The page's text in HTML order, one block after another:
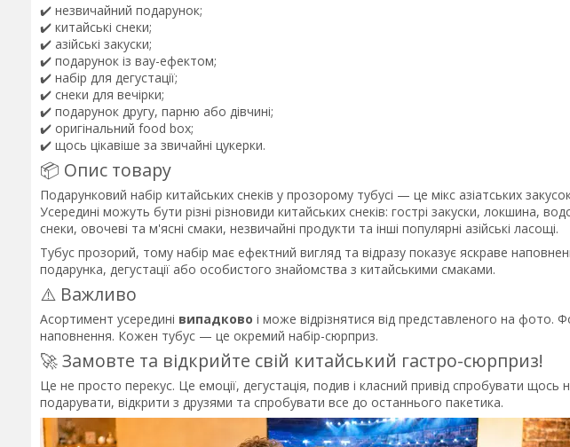
✔️ незвичайний подарунок;
✔️ китайські снеки;
✔️ азійські закуски;
✔️ подарунок із вау-ефектом;
✔️ набір для дегустації;
✔️ снеки для вечірки;
✔️ подарунок другу, парню або дівчині;
✔️ оригінальний food box;
✔️ щось цікавіше за звичайні цукерки.
📦 Опис товару
Подарунковий набір китайських снеків у прозорому тубусі — це мікс азіатських
Усередині можуть бути різні різновиди китайських снеків: гострі закуски, локшина,
снеки, овочеві та м'ясні смаки, незвичайні продукти та інші популярні азійські ласощі.
Тубус прозорий, тому набір має ефектний вигляд та відразу показує яскраве
подарунка, дегустації або особистого знайомства з китайськими смаками.
⚠️ Важливо
Асортимент усередині випадково і може відрізнятися від представленого на
наповнення. Кожен тубус — це окремий набір-сюрприз.
🚀 Замовте та відкрийте свій китайський гастро-сюрприз!
Це не просто перекус. Це емоції, дегустація, подив і класний привід спробувати щось
подарувати, відкрити з друзями та спробувати все до останнього пакетика.